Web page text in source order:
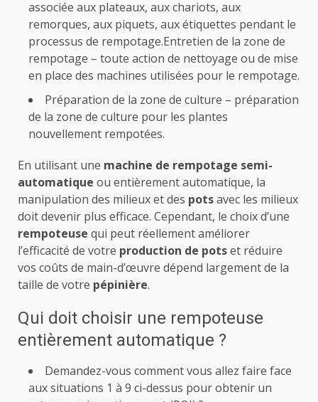
associée aux plateaux, aux chariots, aux
remorques, aux piquets, aux étiquettes pendant le
processus de rempotage.Entretien de la zone de
rempotage – toute action de nettoyage ou de mise
en place des machines utilisées pour le rempotage.
Préparation de la zone de culture – préparation
de la zone de culture pour les plantes
nouvellement rempotées.
En utilisant une machine de rempotage semi-
automatique ou entièrement automatique, la
manipulation des milieux et des potsavec les milieux
doit devenir plus efficace. Cependant, le choix d’une
rempoteuse qui peut réellement améliorer
l’efficacité de votre production de potset réduire
vos coûts de main-d’œuvre dépend largement de la
taille de votre pépinière.
Qui doit choisir une rempoteuse
entièrement automatique ?
Demandez-vous comment vous allez faire face
aux situations 1 à 9 ci-dessus pour obtenir un